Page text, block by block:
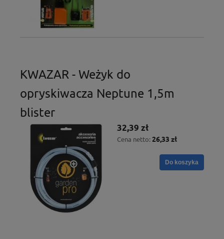
KWAZAR - Weżyk do
opryskiwacza Neptune 1,5m
blister
32,39 zł
Cena netto: 26,33 zł
Do koszyka